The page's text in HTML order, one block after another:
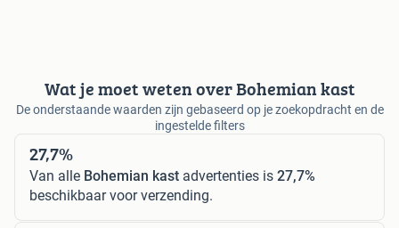
Wat je moet weten over Bohemian kast
De onderstaande waarden zijn gebaseerd op je zoekopdracht en de
ingestelde filters
27,7%
Van alle Bohemian kast advertenties is 27,7%
beschikbaar voor verzending.